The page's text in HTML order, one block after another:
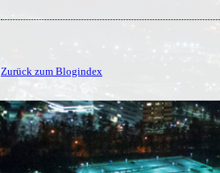
Zurück zum Blogindex